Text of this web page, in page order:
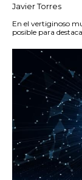
Javier Torres
En el vertiginoso
posible para